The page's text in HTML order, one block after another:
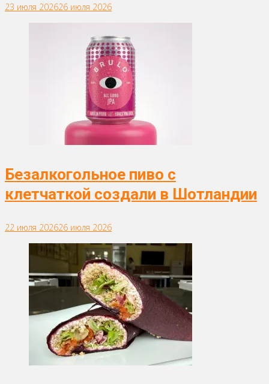
23 июля 202626 июля 2026
Безалкогольное пиво с
клетчаткой создали в Шотландии
22 июля 202626 июля 2026